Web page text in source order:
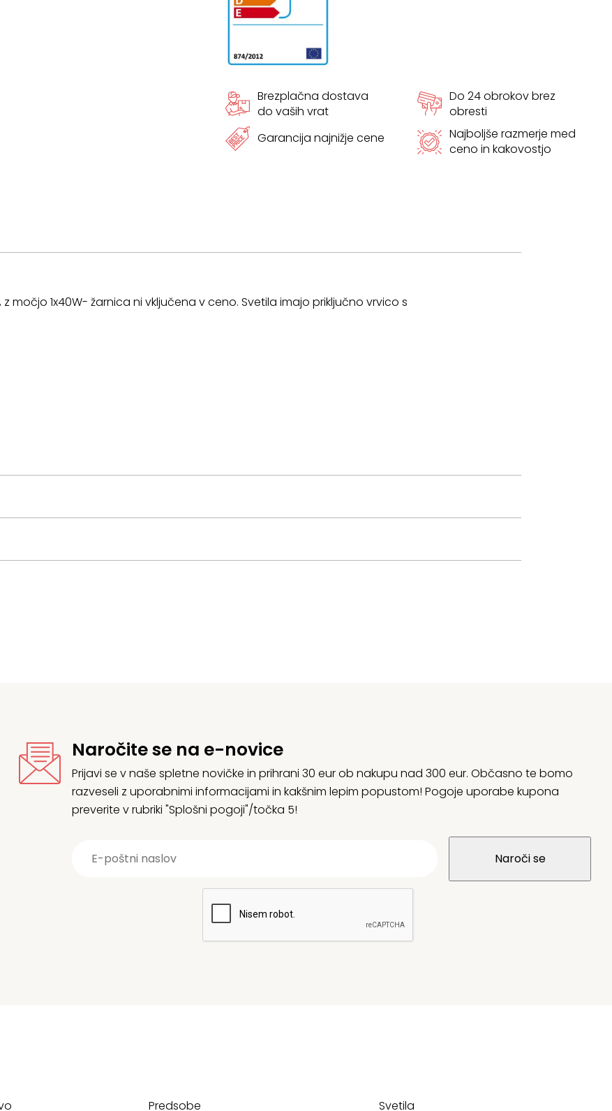
Brezplačna dostava
do vaših vrat
Do 24 obrokov brez
obresti
Garancija najnižje cene
Najboljše razmerje med
ceno in kakovostjo
močjo 1x40W- žarnica ni vključena v ceno. Svetila imajo priključno vrvico s
Naročite se na e-novice
Prijavi se v naše spletne novičke in prihrani 30 eur ob nakupu nad 300 eur. Občasno te bomo
razveseli z uporabnimi informacijami in kakšnim lepim popustom! Pogoje uporabe kupona
preverite v rubriki "Splošni pogoji"/točka 5!
Predsobe Svetila